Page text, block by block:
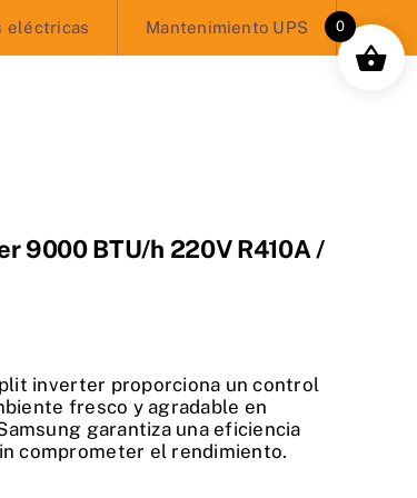
eléctricas Mantenimiento UPS
9000 BTU/h 220V R410A /
inverter proporciona un control
fresco y agradable en
garantiza una eficiencia
comprometer el rendimiento.
0